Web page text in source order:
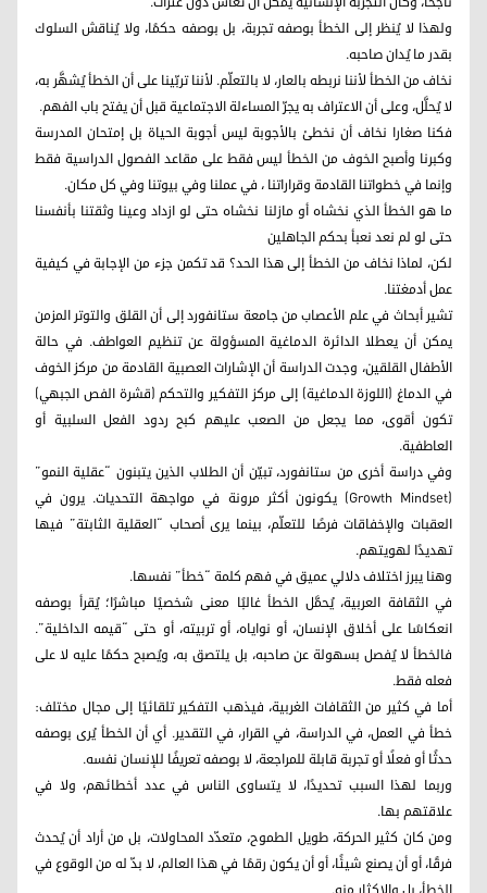
ولهذا لا يُنظر إلى الخطأ بوصفه تجربة، بل بوصفه حكمًا، ولا يُناقش السلوك
بقدر ما يُدان صاحبه.
نخاف من الخطأ لأننا نربطه بالعار، لا بالتعلّم. لأننا تربّينا على أن الخطأ يُشهَّر به،
لا يُحلَّل، وعلى أن الاعتراف به يجرّ المساءلة الاجتماعية قبل أن يفتح باب الفهم.
فكنا صغارا نخاف أن نخطئ بالأجوبة ليس أجوبة الحياة بل إمتحان المدرسة
وكبرنا وأصبح الخوف من الخطأ ليس فقط على مقاعد الفصول الدراسية فقط
وإنما في خطواتنا القادمة وقراراتنا ، في عملنا وفي بيوتنا وفي كل مكان.
ما هو الخطأ الذي نخشاه أو مازلنا نخشاه حتى لو ازداد وعينا وثقتنا بأنفسنا
حتى لو لم نعد نعبأ بحكم الجاهلين
لكن، لماذا نخاف من الخطأ إلى هذا الحد؟ قد تكمن جزء من الإجابة في كيفية
عمل أدمغتنا.
تشير أبحاث في علم الأعصاب من جامعة ستانفورد إلى أن القلق والتوتر المزمن
يمكن أن يعطلا الدائرة الدماغية المسؤولة عن تنظيم العواطف. في حالة
الأطفال القلقين، وجدت الدراسة أن الإشارات العصبية القادمة من مركز الخوف
في الدماغ (اللوزة الدماغية) إلى مركز التفكير والتحكم (قشرة الفص الجبهي)
تكون أقوى، مما يجعل من الصعب عليهم كبح ردود الفعل السلبية أو
العاطفية.
وفي دراسة أخرى من ستانفورد، تبيّن أن الطلاب الذين يتبنون “عقلية النمو”
(Growth Mindset) يكونون أكثر مرونة في مواجهة التحديات. يرون في
العقبات والإخفاقات فرصًا للتعلّم، بينما يرى أصحاب “العقلية الثابتة” فيها
تهديدًا لهويتهم.
وهنا يبرز اختلاف دلالي عميق في فهم كلمة “خطأ” نفسها.
في الثقافة العربية، يُحمَّل الخطأ غالبًا معنى شخصيًا مباشرًا؛ يُقرأ بوصفه
انعكاسًا على أخلاق الإنسان، أو نواياه، أو تربيته، أو حتى “قيمه الداخلية”.
فالخطأ لا يُفصل بسهولة عن صاحبه، بل يلتصق به، ويُصبح حكمًا عليه لا على
فعله فقط.
أما في كثير من الثقافات الغربية، فيذهب التفكير تلقائيًا إلى مجال مختلف:
خطأ في العمل، في الدراسة، في القرار، في التقدير. أي أن الخطأ يُرى بوصفه
حدثًا أو فعلًا أو تجربة قابلة للمراجعة، لا بوصفه تعريفًا للإنسان نفسه.
وربما لهذا السبب تحديدًا، لا يتساوى الناس في عدد أخطائهم، ولا في
علاقتهم بها.
ومن كان كثير الحركة، طويل الطموح، متعدّد المحاولات، بل من أراد أن يُحدث
فرقًا، أو أن يصنع شيئًا، أو أن يكون رقمًا في هذا العالم، لا بدّ له من الوقوع في